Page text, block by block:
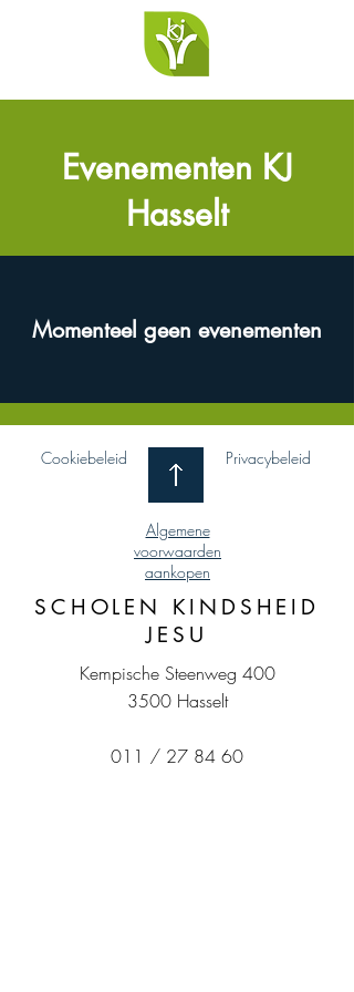
Evenementen KJ
Hasselt
Momenteel geen evenementen
Cookiebeleid Privacybeleid
Algemene
voorwaarden
aankopen
SCHOLEN KINDSHEID
JESU
Kempische Steenweg 400
3500 Hasselt
011 / 27 84 60